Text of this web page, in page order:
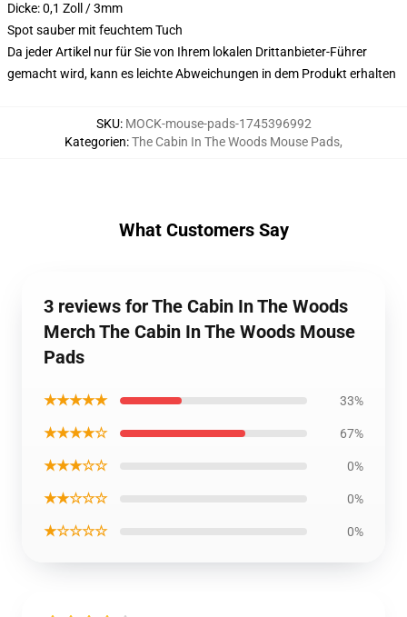
Dicke: 0,1 Zoll / 3mm
Spot sauber mit feuchtem Tuch
Da jeder Artikel nur für Sie von Ihrem lokalen Drittanbieter-Führer
gemacht wird, kann es leichte Abweichungen in dem Produkt erhalten
SKU: MOCK-mouse-pads-1745396992
Kategorien:The Cabin In The Woods Mouse Pads,
What Customers Say
3 reviews for The Cabin In The Woods
Merch The Cabin In The Woods Mouse
Pads
★★★★★ 33%
★★★★☆ 67%
★★★☆☆ 0%
★★☆☆☆ 0%
★☆☆☆☆ 0%